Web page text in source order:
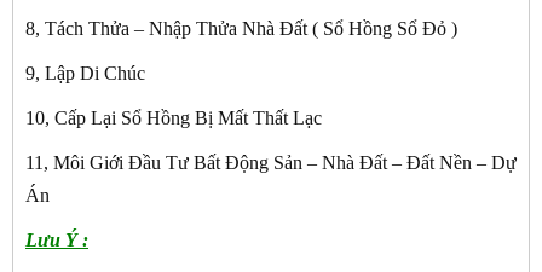
8, Tách Thửa – Nhập Thửa Nhà Đất ( Sổ Hồng Sổ Đỏ )
9, Lập Di Chúc
10, Cấp Lại Sổ Hồng Bị Mất Thất Lạc
11, Môi Giới Đầu Tư Bất Động Sản – Nhà Đất – Đất Nền – Dự
Án
Lưu Ý :